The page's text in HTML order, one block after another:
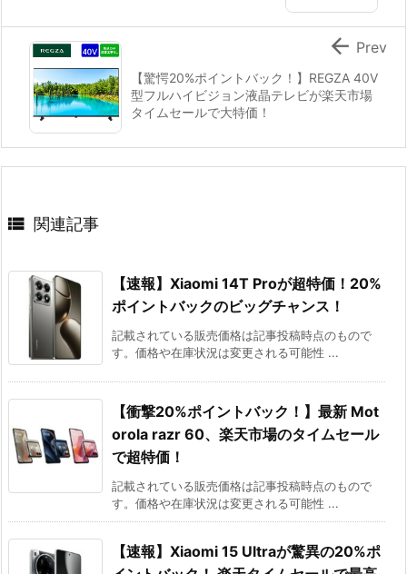
【驚愕20%ポイントバック！】REGZA 40V
型フルハイビジョン液晶テレビが楽天市場
タイムセールで大特価！
 Prev
 関連記事
【速報】Xiaomi 14T Proが超特価！20%
ポイントバックのビッグチャンス！
記載されている販売価格は記事投稿時点のもので
す。価格や在庫状況は変更される可能性 ...
【衝撃20%ポイントバック！】最新 Mot
orola razr 60、楽天市場のタイムセール
で超特価！
記載されている販売価格は記事投稿時点のもので
す。価格や在庫状況は変更される可能性 ...
【速報】Xiaomi 15 Ultraが驚異の20%ポ